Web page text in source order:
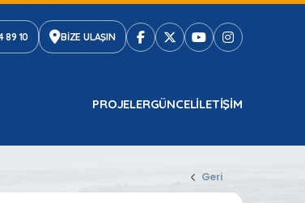
89 10 BİZE ULAŞIN
PROJELERGÜNCELILETIŞIM
Geri